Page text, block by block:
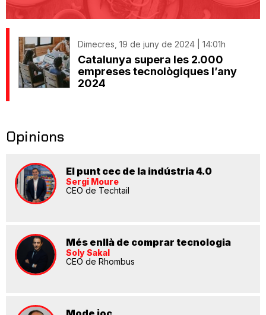
Dimecres, 19 de juny de 2024 | 14:01h
Catalunya supera les 2.000
empreses tecnològiques l’any
2024
Opinions
El punt cec de la indústria 4.0
Sergi Moure
CEO de Techtail
Més enllà de comprar tecnologia
Soly Sakal
CEO de Rhombus